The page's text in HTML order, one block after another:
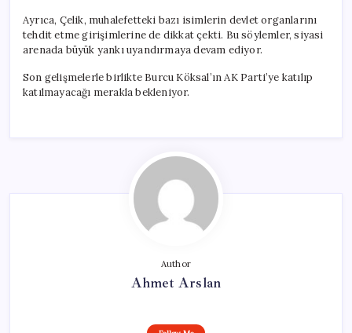
Ayrıca, Çelik, muhalefetteki bazı isimlerin devlet organlarını
tehdit etme girişimlerine de dikkat çekti. Bu söylemler, siyasi
arenada büyük yankı uyandırmaya devam ediyor.
Son gelişmelerle birlikte Burcu Köksal’ın AK Parti’ye katılıp
katılmayacağı merakla bekleniyor.
Author
Ahmet Arslan